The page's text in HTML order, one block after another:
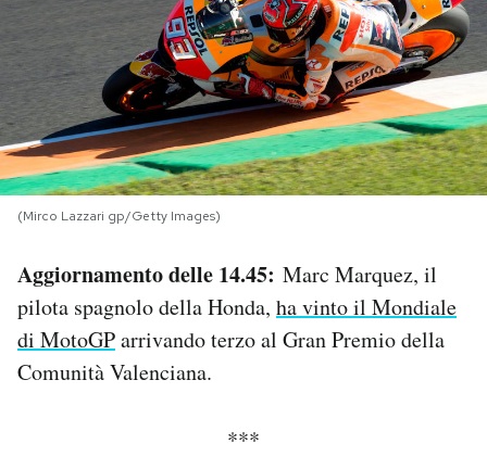
NEWSLETTER
I MIEI PREFERITI
SHOP
CALENDARIO
AREA PERSONALE
(Mirco Lazzari gp/Getty Images)
Aggiornamento delle 14.45: Marc Marquez, il
pilota spagnolo della Honda, ha vinto il Mondiale
di MotoGParrivando terzo al Gran Premio della
Comunità Valenciana.
***